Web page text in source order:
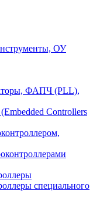
ОУ
ФАПЧ (PLL),
Controllers
специального